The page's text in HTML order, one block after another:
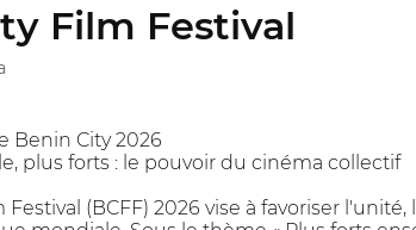
Film Festival
Benin City 2026
plus forts : le pouvoir du cinéma collectif
Festival (BCFF) 2026 vise à favoriser